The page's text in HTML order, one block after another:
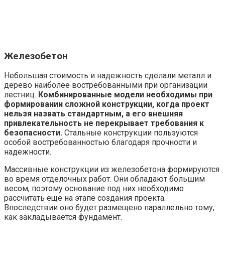
Железобетон
Небольшая стоимость и надежность сделали металл и
дерево наиболее востребованными при организации
лестниц. Комбинированные модели необходимы при
формировании сложной конструкции, когда проект
нельзя назвать стандартным, а его внешняя
привлекательность не перекрывает требования к
безопасности. Стальные конструкции пользуются
особой востребованностью благодаря прочности и
надежности.
Массивные конструкции из железобетона формируются
во время отделочных работ. Они обладают большим
весом, поэтому основание под них необходимо
рассчитать еще на этапе создания проекта.
Впоследствии оно будет размещено параллельно тому,
как закладывается фундамент.